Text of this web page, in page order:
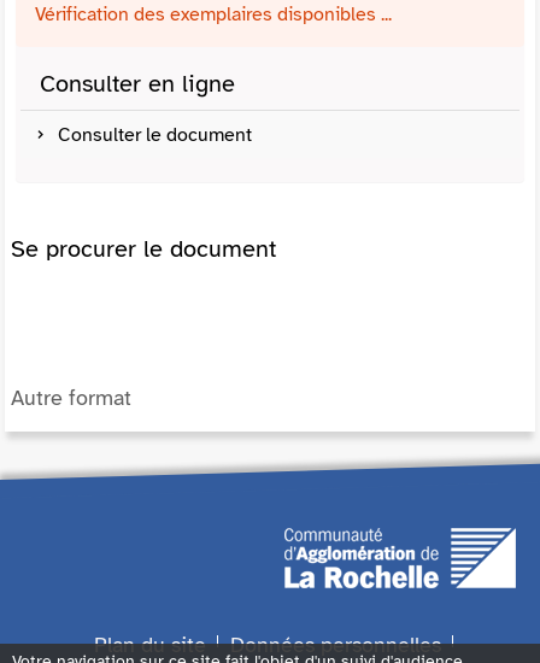
Vérification des exemplaires disponibles ...
Consulter en ligne
Consulter le document
Se procurer le document
Autre format
Plan du site
Données personnelles